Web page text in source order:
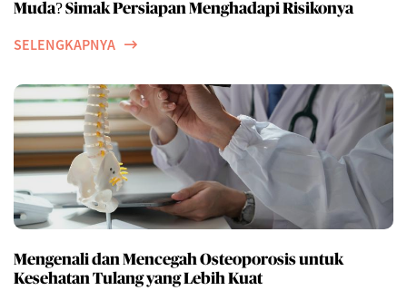
Muda? Simak Persiapan Menghadapi Risikonya
SELENGKAPNYA
Mengenali dan Mencegah Osteoporosis untuk
Kesehatan Tulang yang Lebih Kuat